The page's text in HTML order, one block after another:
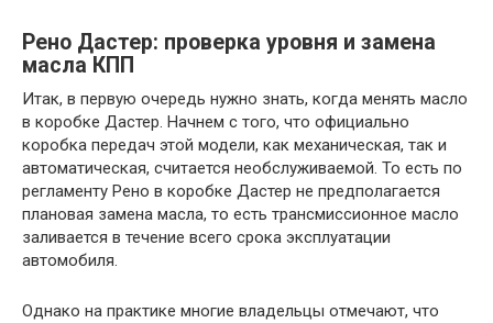
Рено Дастер: проверка уровня и замена
масла КПП
Итак, в первую очередь нужно знать, когда менять масло
в коробке Дастер. Начнем с того, что официально
коробка передач этой модели, как механическая, так и
автоматическая, считается необслуживаемой. То есть по
регламенту Рено в коробке Дастер не предполагается
плановая замена масла, то есть трансмиссионное масло
заливается в течение всего срока эксплуатации
автомобиля.
Однако на практике многие владельцы отмечают, что